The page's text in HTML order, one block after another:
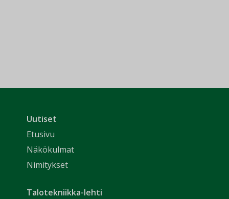
Uutiset
Etusivu
Näkökulmat
Nimitykset
Talotekniikka-lehti